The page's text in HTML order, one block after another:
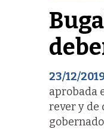
23/12/
aprobada
rever y de